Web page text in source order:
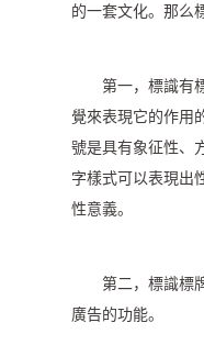
的一套文化。那么
第一，標識有標
覺來表現它的作用
號是具有象征性、
字樣式可以表現出
性意義。
第二，標識標牌
廣告的功能。